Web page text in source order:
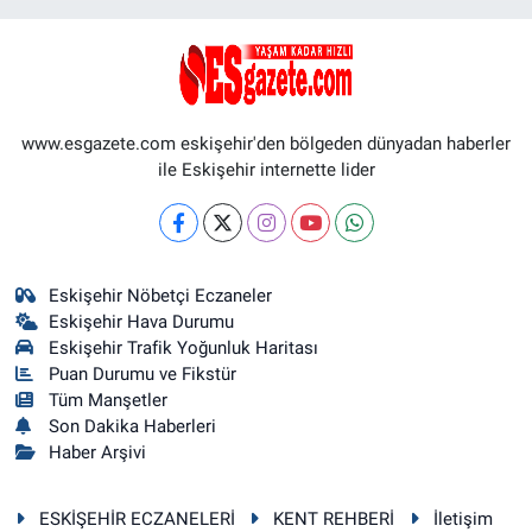
www.esgazete.com eskişehir'den bölgeden dünyadan haberler
ile Eskişehir internette lider
Eskişehir Nöbetçi Eczaneler
Eskişehir Hava Durumu
Eskişehir Trafik Yoğunluk Haritası
Puan Durumu ve Fikstür
Tüm Manşetler
Son Dakika Haberleri
Haber Arşivi
ESKİŞEHİR ECZANELERİ KENT REHBERİ İletişim